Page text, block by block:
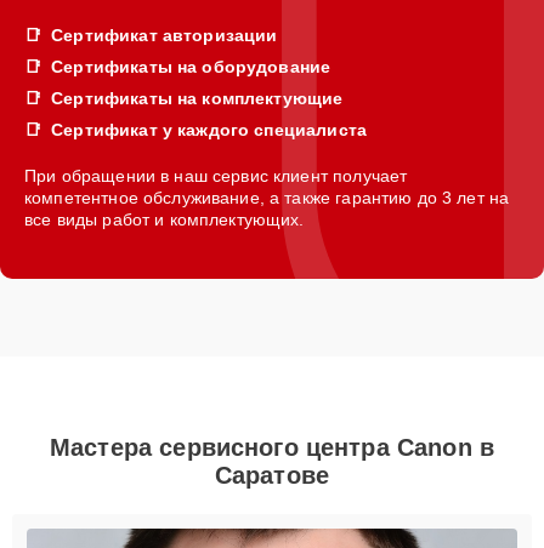
Сертификат авторизации
Сертификаты на оборудование
Сертификаты на комплектующие
Сертификат у каждого специалиста
При обращении в наш сервис клиент получает
компетентное обслуживание, а также гарантию до 3 лет на
все виды работ и комплектующих.
Мастера сервисного центра Canon в
Саратове